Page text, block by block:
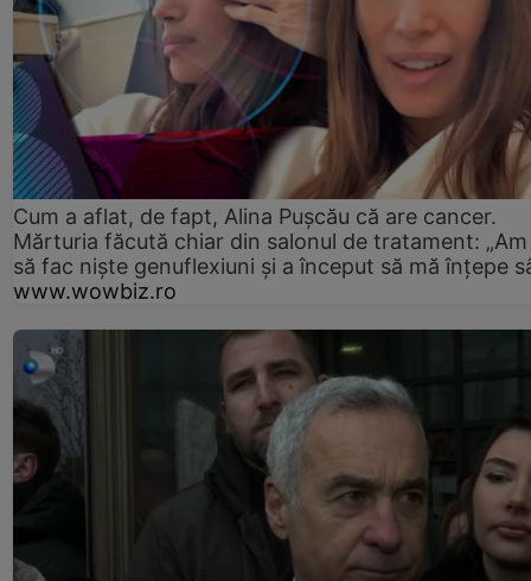
Cum a aflat, de fapt, Alina Pușcău că are cancer.
Mărturia făcută chiar din salonul de tratament:
să fac niște genuflexiuni și a început să mă înțepe
www.wowbiz.ro